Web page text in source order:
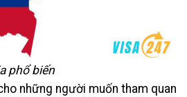
phổ biến
những người muốn tham quan